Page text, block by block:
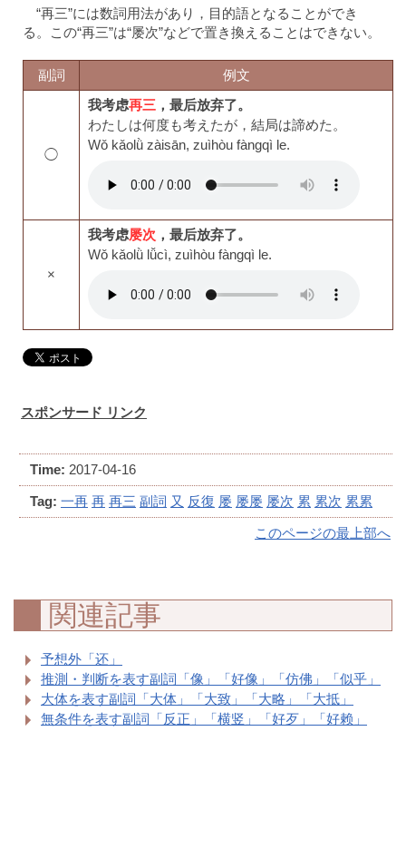
“再三”には数詞用法があり，目的語となることができ
る。この“再三”は“屡次”などで置き換えることはできない。
副詞 例文
◯
我考虑再三 ，最后放弃了。
わたしは何度も考えたが，結局は諦めた。
Wǒ kǎolǜ zàisān, zuìhòu fàngqì le.
×
我考虑屡次 ，最后放弃了。
Wǒ kǎolǜ lǚcì, zuìhòu fàngqì le.
スポンサード リンク
Time: 2017-04-16
Tag: 一再 再 再三 副詞 又 反復 屡 屡屡 屡次 累 累次 累累
このページの最上部へ
関連記事
予想外「还」
推測・判断を表す副詞「像」「好像」「仿佛」「似乎」
大体を表す副詞「大体」「大致」「大略」「大抵」
無条件を表す副詞「反正」「横竖」「好歹」「好赖」